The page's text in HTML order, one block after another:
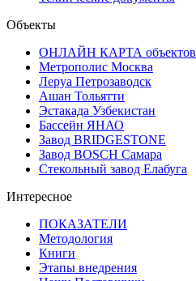
Объекты
ОНЛАЙН КАРТА объектов
Метрополис Москва
Леруа Петрозаводск
Ашан Тольятти
Эстакада Узбекистан
Бассейн ЯНАО
Завод BRIDGESTONE
Завод BOSCH Самара
Стекольный завод Елабуга
Интересное
ПОКАЗАТЕЛИ
Методология
Книги
Этапы внедрения